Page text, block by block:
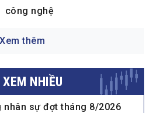
công nghệ
Xem thêm
XEM NHIỀU
nhân sự đợt tháng 8/2026